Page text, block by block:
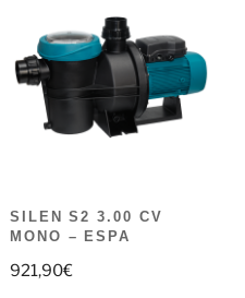
SILEN S2 3.00 CV
MONO – ESPA
921,90€